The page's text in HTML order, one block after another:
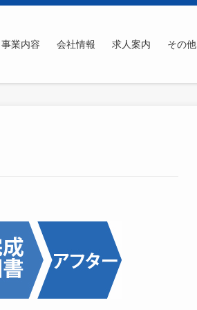
事業内容 会社情報 求人案内 その他